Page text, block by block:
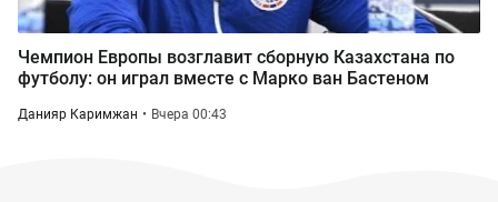
Чемпион Европы возглавит сборную Казахстана по
футболу: он играл вместе с Марко ван Бастеном
Данияр Каримжан Вчера 00:43